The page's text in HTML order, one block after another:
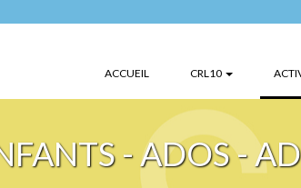
ACCUEIL CRL10
- ADOS -